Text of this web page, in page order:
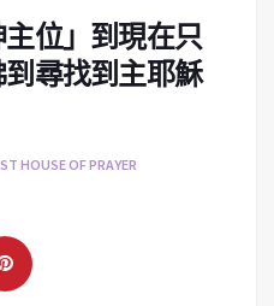
位」到現在只
尋找到主耶穌
HOUSE OF PRAYER